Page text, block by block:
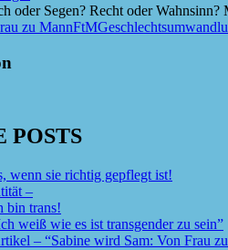
oder Segen? Recht oder
zu MannFtM
POSTS
wenn sie richtig gepflegt ist!
–
bin trans!
weiß wie es ist transgender zu sein”
– “Sabine wird Sam: Von Frau